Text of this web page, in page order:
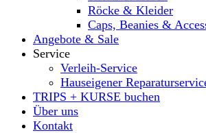
Röcke & Kleider
Caps, Beanies &
Angebote & Sale
Service
Verleih-Service
Hauseigener
TRIPS + KURSE buchen
Über uns
Kontakt